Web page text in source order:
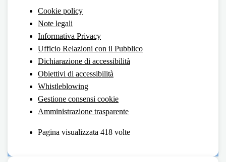
Cookie policy
Note legali
Informativa Privacy
Ufficio Relazioni con il Pubblico
Dichiarazione di accessibilità
Obiettivi di accessibilità
Whistleblowing
Gestione consensi cookie
Amministrazione trasparente
Pagina visualizzata 418 volte